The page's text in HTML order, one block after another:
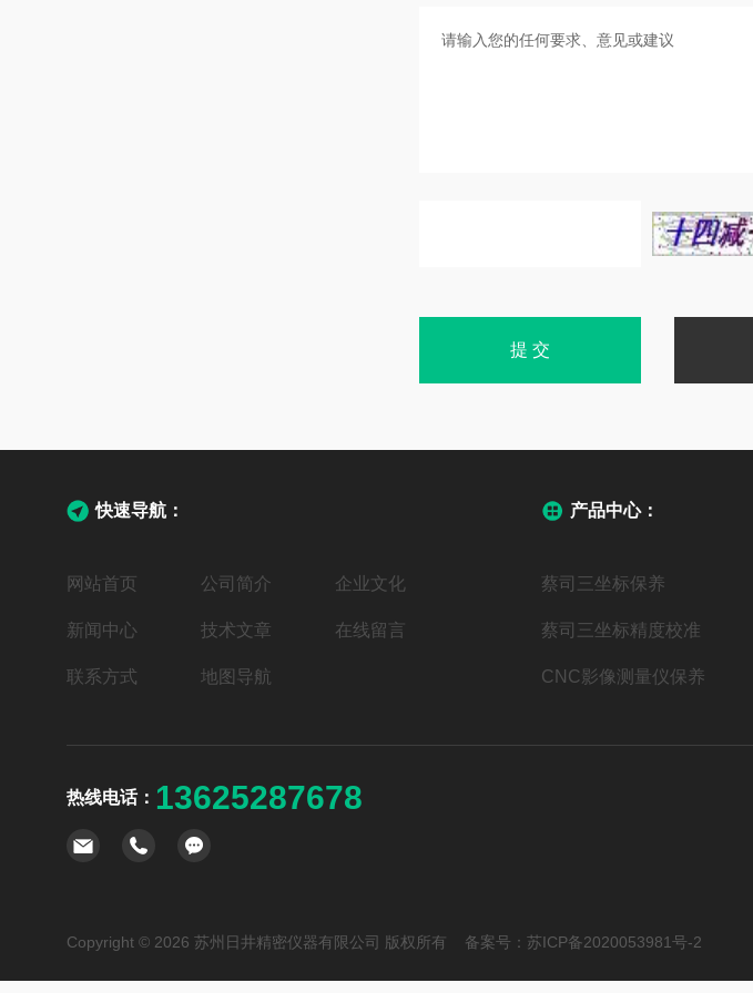
快速导航：
网站首页 公司简介 企业文化
新闻中心 技术文章 在线留言
联系方式 地图导航
产品中心：
蔡司三坐标保养
蔡司三坐标精度校准
CNC影像测量仪保养
热线电话： 13625287678
Copyright © 2026 苏州日井精密仪器有限公司 版权所有 备案号： 苏ICP备2020053981号-2